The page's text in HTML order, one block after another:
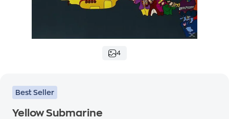
4
Best Seller
Yellow Submarine